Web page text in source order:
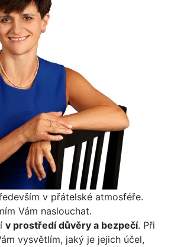
v přátelské atmosféře.
Vám naslouchat.
v prostředí důvěry a bezpečí. Při
vysvětlím, jaký je jejich účel,